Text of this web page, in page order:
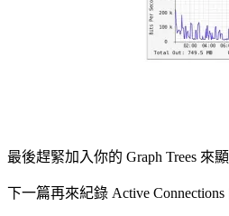
最後趕緊加入你的 Graph Trees 來
下一篇再來紀錄 Active Connections